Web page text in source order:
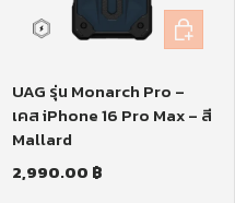
UAG รุ่น Monarch Pro –
เคส iPhone 16 Pro Max – สี
Mallard
2,990.00 ฿
หยิบใส่ตะ